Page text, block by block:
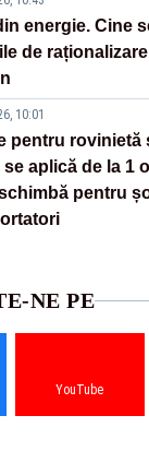
energie. Cine
de
10:01
pentru rovinietă
se aplică de la 1
pentru
NE PE
YouTube